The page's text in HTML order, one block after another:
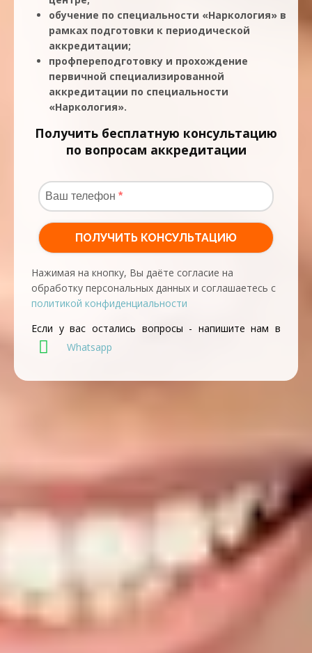
обучение по специальности «Наркология» в
рамках подготовки к периодической
аккредитации;
профпереподготовку и прохождение
первичной специализированной
аккредитации по специальности
«Наркология».
Получить бесплатную консультацию
по вопросам аккредитации
Нажимая на кнопку, Вы даёте согласие на
обработку персональных данных и соглашаетесь с
политикой конфиденциальности
Если у вас остались вопросы - напишите нам в
Whatsapp